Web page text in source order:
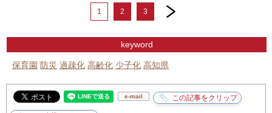
1 2 3
next
keyword
保育園 防災 過疎化 高齢化 少子化 高知県
e-mail